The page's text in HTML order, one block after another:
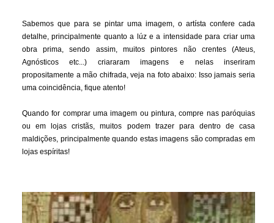
Sabemos que para se pintar uma imagem, o artísta confere cada
detalhe, principalmente quanto a lúz e a intensidade para criar uma
obra prima, sendo assim, muitos pintores não crentes (Ateus,
Agnósticos etc...) criararam imagens e nelas inseriram
propositamente a mão chifrada, veja na foto abaixo: Isso jamais seria
uma coincidência, fique atento!
Quando for comprar uma imagem ou pintura, compre nas paróquias
ou em lojas cristãs, muitos podem trazer para dentro de casa
maldições, principalmente quando estas imagens são compradas em
lojas espíritas!